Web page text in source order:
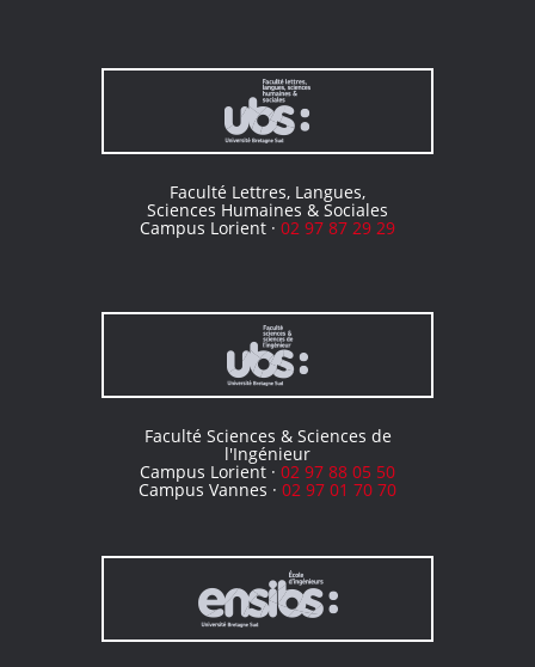
Faculté Lettres, Langues,
Sciences Humaines & Sociales
Campus Lorient · 02 97 87 29 29
Faculté Sciences & Sciences de
l'Ingénieur
Campus Lorient · 02 97 88 05 50
Campus Vannes · 02 97 01 70 70